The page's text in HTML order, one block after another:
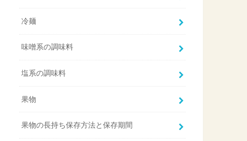
冷麺
味噌系の調味料
塩系の調味料
果物
果物の長持ち保存方法と保存期間